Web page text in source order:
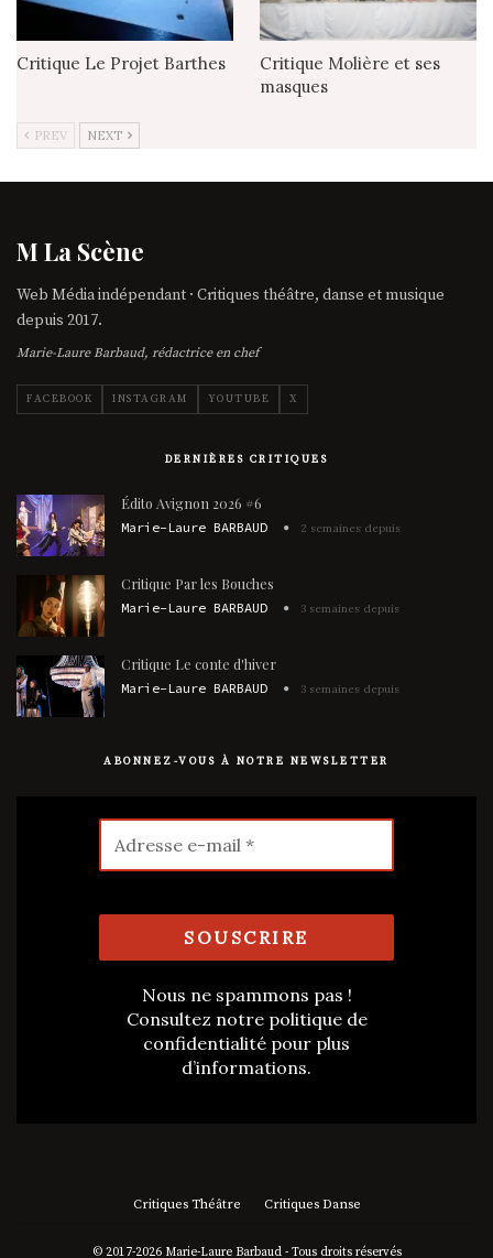
Critique Le Projet Barthes
Critique Molière et ses
masques
PREV NEXT
M La Scène
Web Média indépendant · Critiques théâtre, danse et musique
depuis 2017.
Marie-Laure Barbaud, rédactrice en chef
FACEBOOK INSTAGRAM YOUTUBE X
DERNIÈRES CRITIQUES
Édito Avignon 2026 #6
Marie-Laure BARBAUD 2 semaines depuis
Critique Par les Bouches
Marie-Laure BARBAUD 3 semaines depuis
Critique Le conte d'hiver
Marie-Laure BARBAUD 3 semaines depuis
ABONNEZ-VOUS À NOTRE NEWSLETTER
Nous ne spammons pas !
Consultez notre politique de
confidentialité pour plus
d’informations.
Critiques Théâtre Critiques Danse
© 2017-2026 Marie-Laure Barbaud - Tous droits réservés